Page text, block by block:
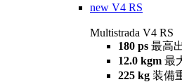
new V4 RS
Multistrada V4 RS
180 ps 最高
12.0 kgm 最
225 kg 装備